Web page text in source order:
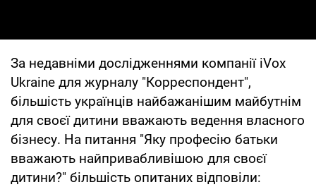
За недавніми дослідженнями компанії iVox
Ukraine для журналу "Корреспондент",
більшість українців найбажанішим майбутнім
для своєї дитини вважають ведення власного
бізнесу. На питання "Яку професію батьки
вважають найпривабливішою для своєї
дитини?" більшість опитаних відповіли: